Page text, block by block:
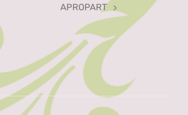
APROPART